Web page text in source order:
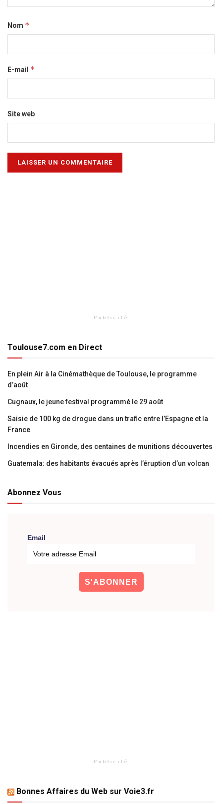
Nom *
E-mail *
Site web
Publicité
Toulouse7.com en Direct
En plein Air à la Cinémathèque de Toulouse, le programme
d’août
Cugnaux, le jeune festival programmé le 29 août
Saisie de 100 kg de drogue dans un trafic entre l’Espagne et la
France
Incendies en Gironde, des centaines de munitions découvertes
Guatemala: des habitants évacués après l’éruption d’un volcan
Abonnez Vous
Email
Publicité
Bonnes Affaires du Web sur Voie3.fr